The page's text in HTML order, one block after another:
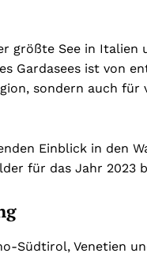
größte See in
Gardasees ist von
sondern auch für
Einblick in den
für das Jahr 2023
Südtirol, Venetien